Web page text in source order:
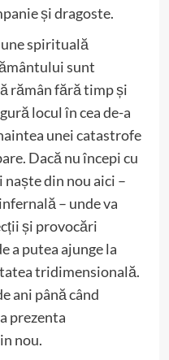
și dragoste.
spirituală
sunt
rămân fără timp și
locul în cea de-a
unei catastrofe
Dacă nu începi cu
din nou aici –
– unde va
și provocări
a putea ajunge la
tridimensională.
ani până când
prezenta
nou.